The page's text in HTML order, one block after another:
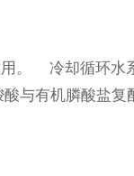
用。​ 冷却循环水
与有机膦酸盐复